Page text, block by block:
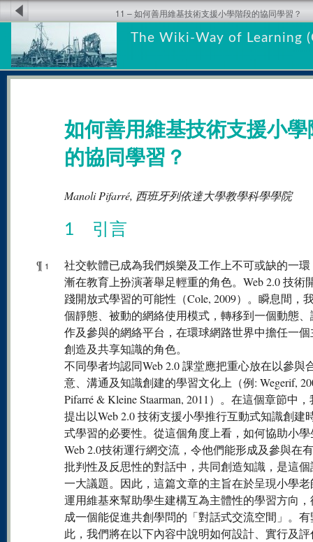
The Wiki-Way of Learning
11 – 如何善用維基技術支援小學階段的協同學習？
如何善用維基技術支援小學
的協同學習？
Manoli Pifarré, 西班牙列依達大學教學科學學院
1 引言
¶ 1
社交軟體已成為我們娛樂及工作上不可或缺的一
漸在教育上扮演著舉足輕重的角色。Web 2.0 技術
踐開放式學習的可能性（Cole, 2009）。瞬息間，
個靜態、被動的網絡使用模式，轉移到一個動態
作及參與的網絡平台，在環球網路世界中擔任一
創造及共享知識的角色。
不同學者均認同Web 2.0 課堂應把重心放在以參與
意、溝通及知識創建的學習文化上（例: Wegerif,
Pifarré & Kleine Staarman, 2011）。在這個章節中
提出以Web 2.0 技術支援小學推行互動式知識創建
式學習的必要性。從這個角度上看，如何協助小
Web 2.0技術運行網交流，令他們能形成及參與在
批判性及反思性的對話中，共同創造知識，是這
一大議題。因此，這篇文章的主旨在於呈現小學
運用維基來幫助學生建構互為主體性的學習方向
成一個能促進共創學問的「對話式交流空間」。有
此，我們將在以下內容中說明如何設計、實行及